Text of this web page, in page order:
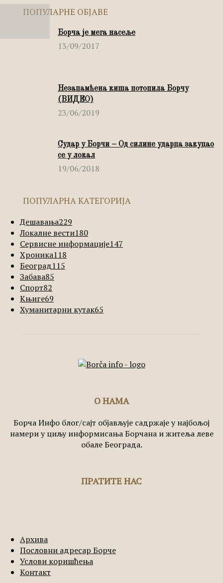
ПОПУЛАРНЕ ОБЈАВЕ
Борча је мега насеље
13/09/2017
Незапамћена киша потопила Борчу
(ВИДЕО)
23/06/2019
Судар у Борчи – Од силине ударца закуцао
се у локал
19/06/2018
ПОПУЛАРНА КАТЕГОРИЈА
Дешавања229
Локалне вести180
Сервисне информације147
Хроника118
Београд115
Забава85
Спорт82
Књиге69
Хуманитарни кутак65
О НАМА
Борча Инфо блог/сајт објављује садржаје у најбољој
намери у циљу информисања Борчана и житеља леве
обале Београда.
ПРАТИТЕ НАС
Архива
Пословни адресар Борче
Услови коришћења
Контакт